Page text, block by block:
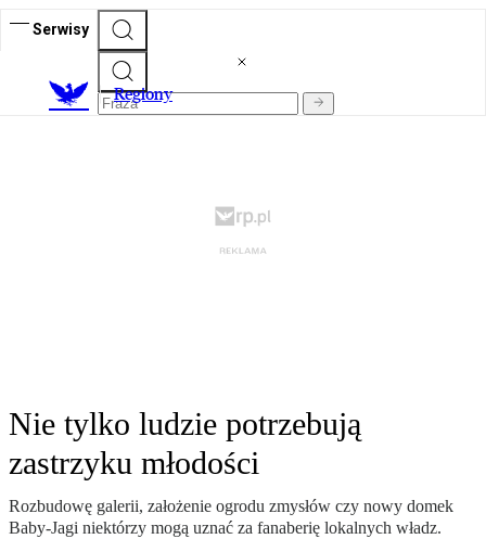
Serwisy
Regiony
Nie tylko ludzie potrzebują
zastrzyku młodości
Rozbudowę galerii, założenie ogrodu zmysłów czy nowy domek
Baby-Jagi niektórzy mogą uznać za fanaberię lokalnych władz.